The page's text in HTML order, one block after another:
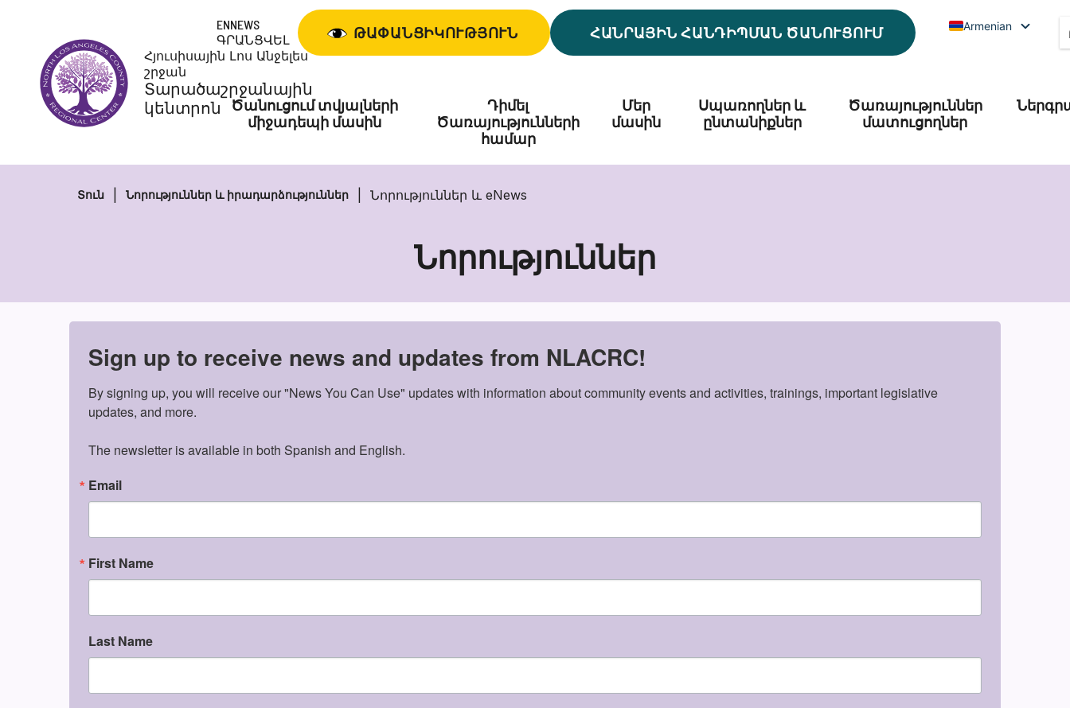
Հյուսիսային Լոս Անջելես
շրջան
Տարածաշրջանային
կենտրոն
ENNEWS
ԳՐԱՆՑՎԵԼ
ԹԱՓԱՆՑԻԿՈՒԹՅՈՒՆ ՀԱՆՐԱՅԻՆ ՀԱՆԴԻՊՄԱՆ ԾԱՆՈՒՑՈՒՄ Armenian
Ծանուցում տվյալների
միջադեպի մասին
Դիմել
Ծառայությունների
համար
Մեր
մասին
Սպառողներ և
ընտանիքներ
Ծառայություններ
մատուցողներ
Տուն Նորություններ և իրադարձություններ Նորություններ և eNews
Նորություններ
Նորություններ
Sign up to receive news and updates from NLACRC!
By signing up, you will receive our "News You Can Use" updates with information about community events and activities, trainings, important legislative
updates, and more.
The newsletter is available in both Spanish and English.
Email
First Name
Last Name